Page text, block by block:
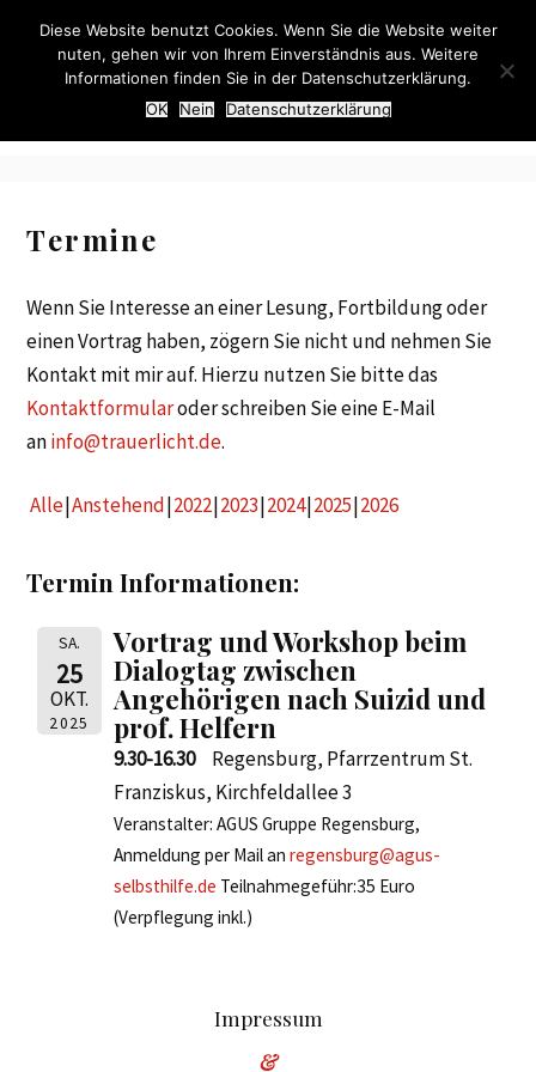
Trauerlicht
Freya v. Stülpnagel –
Trauerbegleiterin
Termine
Wenn Sie Interesse an einer Lesung, Fortbildung oder
einen Vortrag haben, zögern Sie nicht und nehmen Sie
Kontakt mit mir auf. Hierzu nutzen Sie bitte das
Kontaktformularoder schreiben Sie eine E-Mail
aninfo@trauerlicht.de.
Alle Anstehend 2022 2023 2024 2025 2026
Termin Informationen:
SA.
25
OKT.
2025
Vortrag und Workshop beim
Dialogtag zwischen
Angehörigen nach Suizid und
prof. Helfern
9.30-16.30
Regensburg, Pfarrzentrum St.
Franziskus, Kirchfeldallee 3
Veranstalter: AGUS Gruppe Regensburg,
Anmeldung per Mail anregensburg@agus-
selbsthilfe.de Teilnahmegeführ:35 Euro
(Verpflegung inkl.)
Impressum
&
Diese Website benutzt Cookies. Wenn Sie die Website weiter
nuten, gehen wir von Ihrem Einverständnis aus. Weitere
Informationen finden Sie in der Datenschutzerklärung.
OK
Nein Datenschutzerklärung